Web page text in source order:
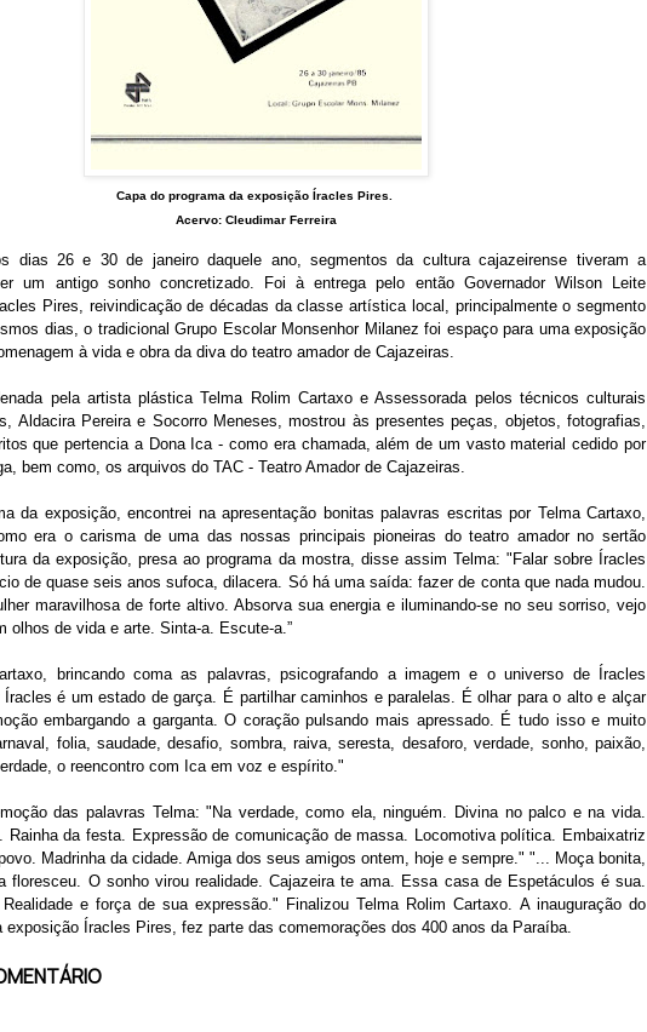
Capa do programa da exposição Íracles Pires.
Acervo: Cleudimar Ferreira
dias 26 e 30 de janeiro daquele ano, segmentos da cultura cajazeirense tiveram a
um antigo sonho concretizado. Foi à entrega pelo então Governador Wilson Leite
Pires, reivindicação de décadas da classe artística local, principalmente o segmento
dias, o tradicional Grupo Escolar Monsenhor Milanez foi espaço para uma exposição
à vida e obra da diva do teatro amador de Cajazeiras.
pela artista plástica Telma Rolim Cartaxo e Assessorada pelos técnicos culturais
Aldacira Pereira e Socorro Meneses, mostrou às presentes peças, objetos, fotografias,
que pertencia a Dona Ica - como era chamada, além de um vasto material cedido por
bem como, os arquivos do TAC - Teatro Amador de Cajazeiras.
da exposição, encontrei na apresentação bonitas palavras escritas por Telma Cartaxo,
era o carisma de uma das nossas principais pioneiras do teatro amador no sertão
da exposição, presa ao programa da mostra, disse assim Telma: "Falar sobre Íracles
de quase seis anos sufoca, dilacera. Só há uma saída: fazer de conta que nada mudou.
maravilhosa de forte altivo. Absorva sua energia e iluminando-se no seu sorriso, vejo
olhos de vida e arte. Sinta-a. Escute-a.”
brincando coma as palavras, psicografando a imagem e o universo de Íracles
é um estado de garça. É partilhar caminhos e paralelas. É olhar para o alto e alçar
embargando a garganta. O coração pulsando mais apressado. É tudo isso e muito
folia, saudade, desafio, sombra, raiva, seresta, desaforo, verdade, sonho, paixão,
o reencontro com Ica em voz e espírito."
das palavras Telma: "Na verdade, como ela, ninguém. Divina no palco e na vida.
Rainha da festa. Expressão de comunicação de massa. Locomotiva política. Embaixatriz
Madrinha da cidade. Amiga dos seus amigos ontem, hoje e sempre." "... Moça bonita,
floresceu. O sonho virou realidade. Cajazeira te ama. Essa casa de Espetáculos é sua.
e força de sua expressão." Finalizou Telma Rolim Cartaxo. A inauguração do
exposição Íracles Pires, fez parte das comemorações dos 400 anos da Paraíba.